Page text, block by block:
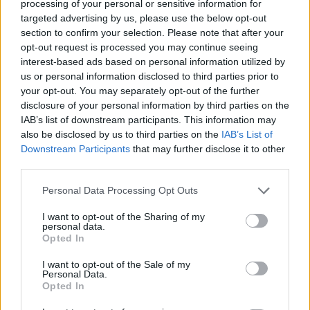
processing of your personal or sensitive information for
targeted advertising by us, please use the below opt-out
section to confirm your selection. Please note that after your
opt-out request is processed you may continue seeing
interest-based ads based on personal information utilized by
us or personal information disclosed to third parties prior to
your opt-out. You may separately opt-out of the further
disclosure of your personal information by third parties on the
IAB’s list of downstream participants. This information may
also be disclosed by us to third parties on the IAB’s List of
Downstream Participants that may further disclose it to other
Personal Data Processing Opt Outs
I want to opt-out of the Sharing of my
personal data.
Opted In
I want to opt-out of the Sale of my
Personal Data.
Opted In
Podczas gdy Ameryka pompuje miliardy w poszukiwaniu
„Świętego Graala” – czyli najpotężniejszego modelu
językowego – w cieniu wyrasta konkurent, który gra w zupełnie
inną grę.
Raport HSBC obnaża zachodni błąd poznawczy: lekceważenie
Chin. Inwestorzy patrzą na sankcje na czipy i myślą, że Państwo
Środka wypadło z gry. Tymczasem Chiny wcale nie chcą wygrać
wyścigu o „najmądrzejsze” AI. One chcą wygrać wyścig o
zastosowanie AI.
Strategia Pekinu przypomina to, co zrobili z panelami
Chińskie modele AI są znacznie tańsze niż ich amerykańskie
„odpowiedniki”.Dla przykładu modele językowe od Baidu